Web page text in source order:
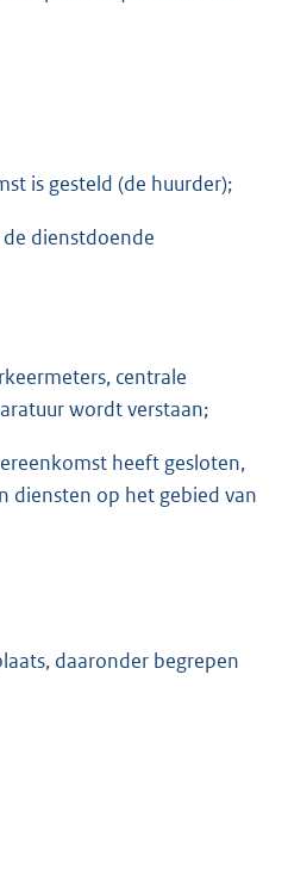
is gesteld (de huurder);
dienstdoende
centrale
wordt verstaan;
heeft gesloten,
diensten op het gebied van
daaronder begrepen